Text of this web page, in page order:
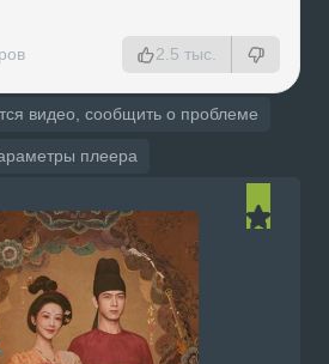
2.5 тыс.
видео, сообщить о проблеме
плеера